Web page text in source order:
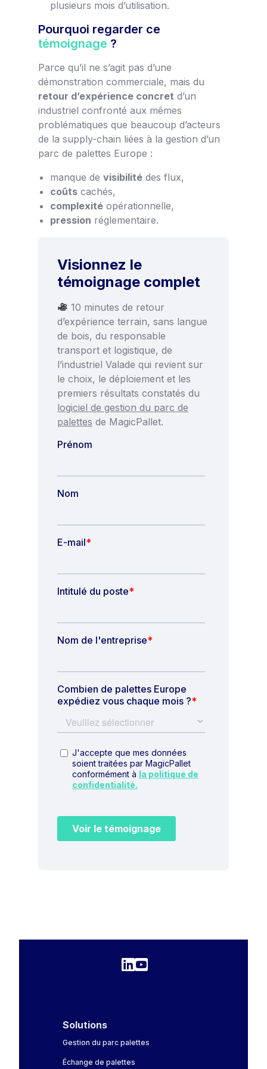
plusieurs mois d’utilisation.
Pourquoi regarder ce
témoignage ?
Parce qu’il ne s’agit pas d’une
démonstration commerciale, mais du
retour d’expérience concret d’un
industriel confronté aux mêmes
problématiques que beaucoup d’acteurs
de la supply-chain liées à la gestion d’un
parc de palettes Europe :
manque de visibilité des flux,
coûts cachés,
complexité opérationnelle,
pression réglementaire.
Visionnez le
témoignage complet
10 minutes de retour
d’expérience terrain, sans langue
de bois, du responsable
transport et logistique, de
l’industriel Valade qui revient sur
le choix, le déploiement et les
premiers résultats constatés du
logiciel de gestion du parc de
palettes de MagicPallet.
Solutions
Gestion du parc palettes
Échange de palettes